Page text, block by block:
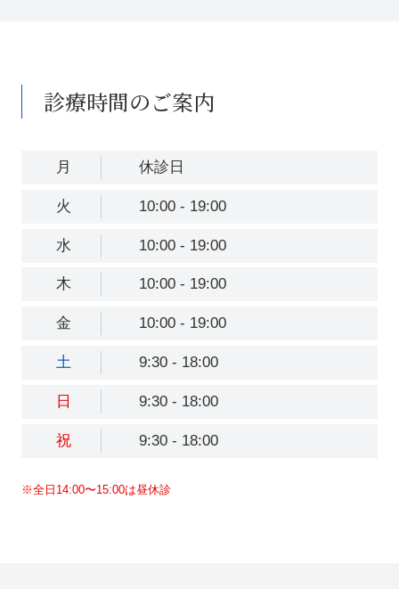
診療時間のご案内
月 休診日
火 10:00 - 19:00
水 10:00 - 19:00
木 10:00 - 19:00
金 10:00 - 19:00
土 9:30 - 18:00
日 9:30 - 18:00
祝 9:30 - 18:00
※全日14:00〜15:00は昼休診